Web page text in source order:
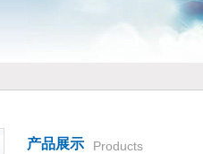
有限公司
产品展示 Products